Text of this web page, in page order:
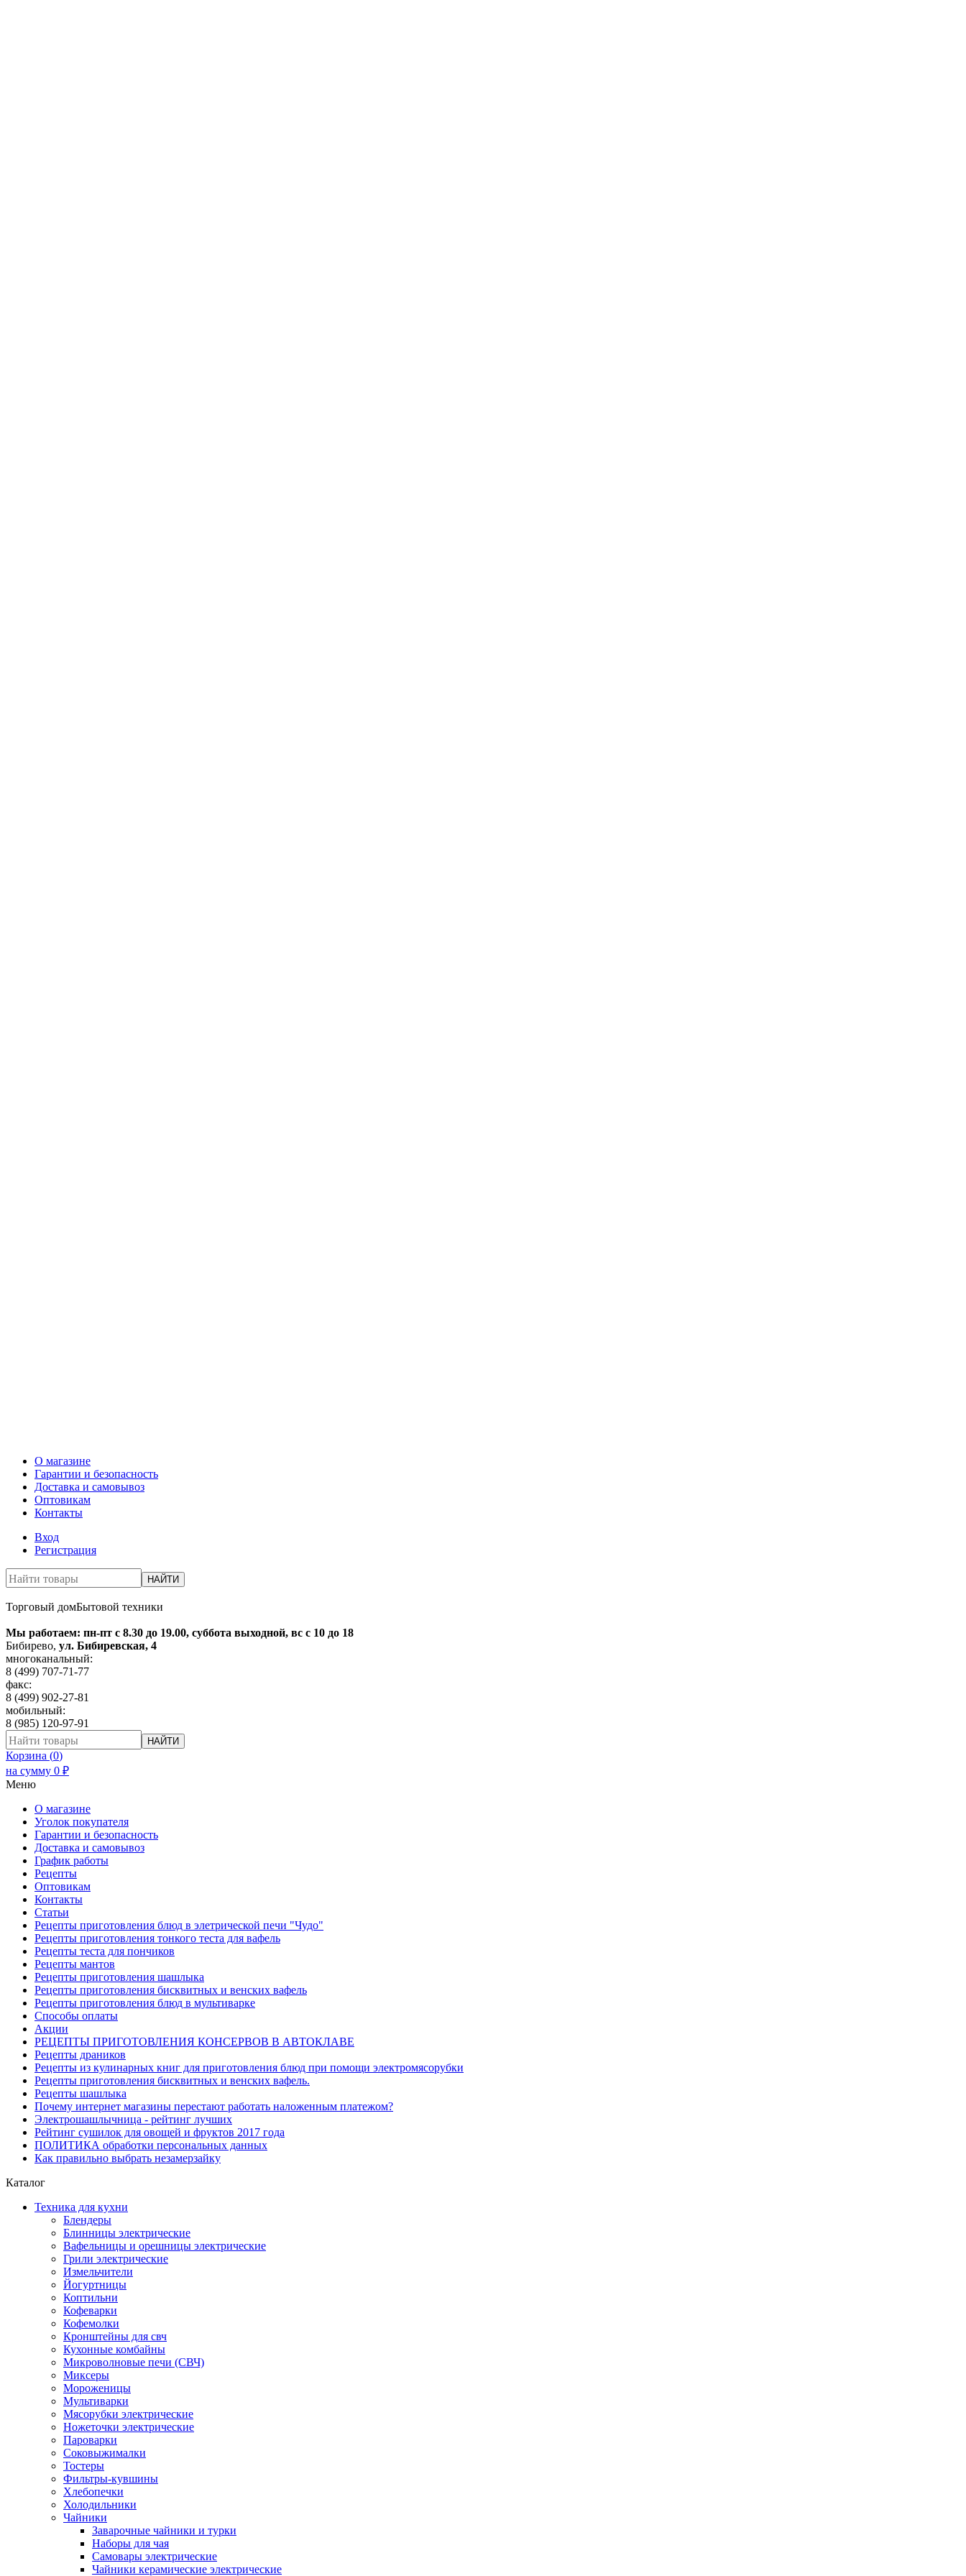
О магазине
Гарантии и безопасность
Доставка и самовывоз
Оптовикам
Контакты
Вход
Регистрация
НАЙТИ
Торговый домБытовой техники
Мы работаем: пн-пт с 8.30 до 19.00, суббота выходной, вс с 10 до 18
Бибирево, ул. Бибиревская, 4
многоканальный:
8 (499) 707-71-77
факс:
8 (499) 902-27-81
мобильный:
8 (985) 120-97-91
НАЙТИ
Корзина (0)
на сумму 0 ₽
Меню
О магазине
Уголок покупателя
Гарантии и безопасность
Доставка и самовывоз
График работы
Рецепты
Оптовикам
Контакты
Статьи
Рецепты приготовления блюд в элетрической печи "Чудо"
Рецепты приготовления тонкого теста для вафель
Рецепты теста для пончиков
Рецепты мантов
Рецепты приготовления шашлыка
Рецепты приготовления бисквитных и венских вафель
Рецепты приготовления блюд в мультиварке
Способы оплаты
Акции
РЕЦЕПТЫ ПРИГОТОВЛЕНИЯ КОНСЕРВОВ В АВТОКЛАВЕ
Рецепты драников
Рецепты из кулинарных книг для приготовления блюд при помощи электромясорубки
Рецепты приготовления бисквитных и венских вафель.
Рецепты шашлыка
Почему интернет магазины перестают работать наложенным платежом?
Электрошашлычница - рейтинг лучших
Рейтинг сушилок для овощей и фруктов 2017 года
ПОЛИТИКА обработки персональных данных
Как правильно выбрать незамерзайку
Каталог
Техника для кухни
Блендеры
Блинницы электрические
Вафельницы и орешницы электрические
Грили электрические
Измельчители
Йогуртницы
Коптильни
Кофеварки
Кофемолки
Кронштейны для свч
Кухонные комбайны
Микроволновые печи (СВЧ)
Миксеры
Мороженицы
Мультиварки
Мясорубки электрические
Ножеточки электрические
Пароварки
Соковыжималки
Тостеры
Фильтры-кувшины
Хлебопечки
Холодильники
Чайники
Заварочные чайники и турки
Наборы для чая
Самовары электрические
Чайники керамические электрические